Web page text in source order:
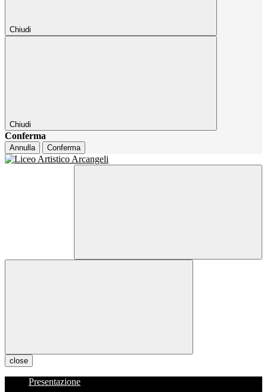
Chiudi
Chiudi
Conferma
Annulla Conferma
close
Presentazione